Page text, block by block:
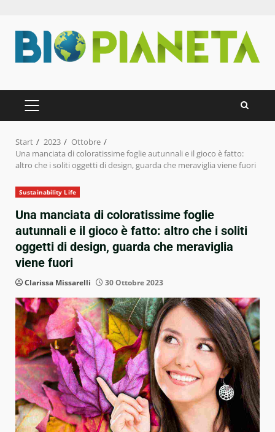
Inhalt
springen
PRIMÄRES
MENÜ
Start 2023
Ottobre
Una manciata di coloratissime foglie autunnali e il gioco è fatto:
altro che i soliti oggetti di design, guarda che meraviglia viene fuori
Sustainability Life
Una manciata di coloratissime foglie
autunnali e il gioco è fatto: altro che i soliti
oggetti di design, guarda che meraviglia
viene fuori
Clarissa Missarelli 30 Ottobre 2023